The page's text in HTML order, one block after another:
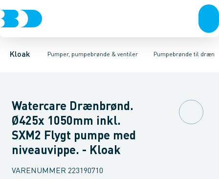
Kloak Pumper, pumpebrønde & ventiler
Rør & fittingsBrøndeBrøndgodsLinjeafvandingTanke,
Pumpebrønde til dræn
Pumpebrønde til gråt spildevandPumpebrønde til sort
Ø400 mm Ø425 mmØ600 mm
Watercare Drænbrønd.
Ø425x 1050mm inkl.
SXM2 Flygt pumpe med
niveauvippe. - Kloak
VARENUMMER 223190710